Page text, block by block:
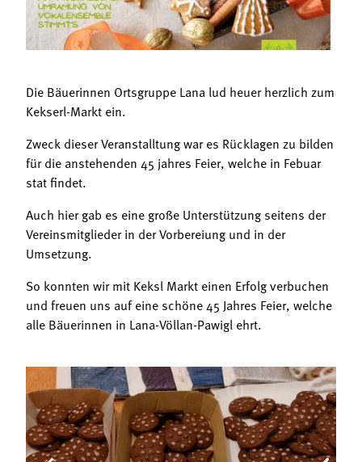
Mitgliedschaft
Bäuerliche Buffets
Die Bäuerinnen Ortsgruppe Lana lud heuer herzlich zum
Kekserl-Markt ein.
Zweck dieser Veranstalltung war es Rücklagen zu bilden
für die anstehenden 45 jahres Feier, welche in Febuar
stat findet.
Auch hier gab es eine große Unterstützung seitens der
Vereinsmitglieder in der Vorbereiung und in der
Umsetzung.
So konnten wir mit Keksl Markt einen Erfolg verbuchen
und freuen uns auf eine schöne 45 Jahres Feier, welche
alle Bäuerinnen in Lana-Völlan-Pawigl ehrt.